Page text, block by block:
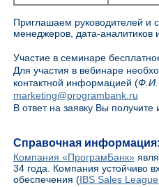
Приглашаем руководителей и
менеджеров, дата-
Участие в семинаре
Для участия в вебинаре
контактной информацией (
marketing@programbank.ru
В ответ на заявку Вы
Справочная
Компания «ПрограмБанк»
34 года. Компания устойчиво
обеспечения (IBS Sales